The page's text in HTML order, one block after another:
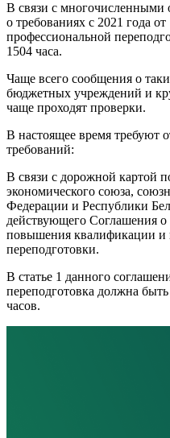
В связи с многочисленными
о требованиях с 2021 года
профессиональной
1504 часа.
Чаще всего сообщения о
бюджетных учреждений и
чаще проходят проверки.
В настоящее время требуют
требований:
В связи с дорожной картой
экономического союза,
Федерации и Республики
действующего Соглашения о
повышения квалификации и
переподготовки.
В статье 1 данного
переподготовка должна
часов.